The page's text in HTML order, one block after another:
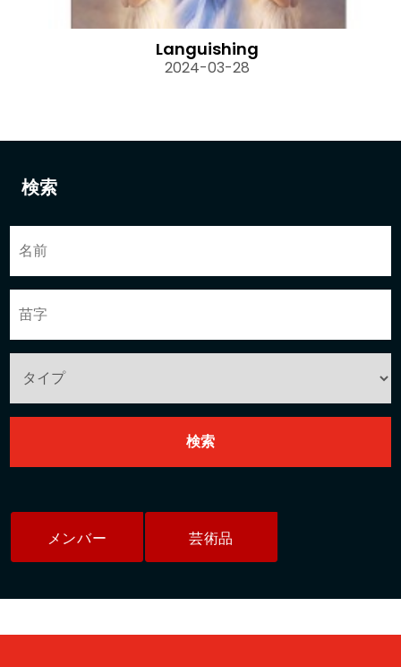
検索
メンバー 芸術品
Languishing
2024-03-28